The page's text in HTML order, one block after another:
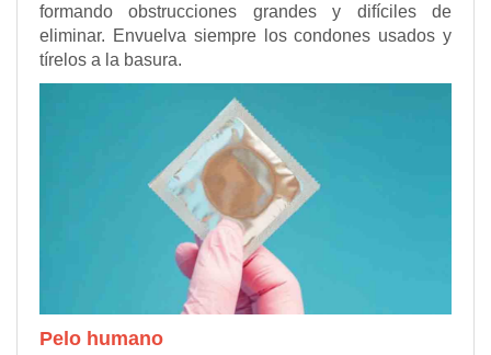
formando obstrucciones grandes y difíciles de
eliminar. Envuelva siempre los condones usados y
tírelos a la basura.
Pelo humano